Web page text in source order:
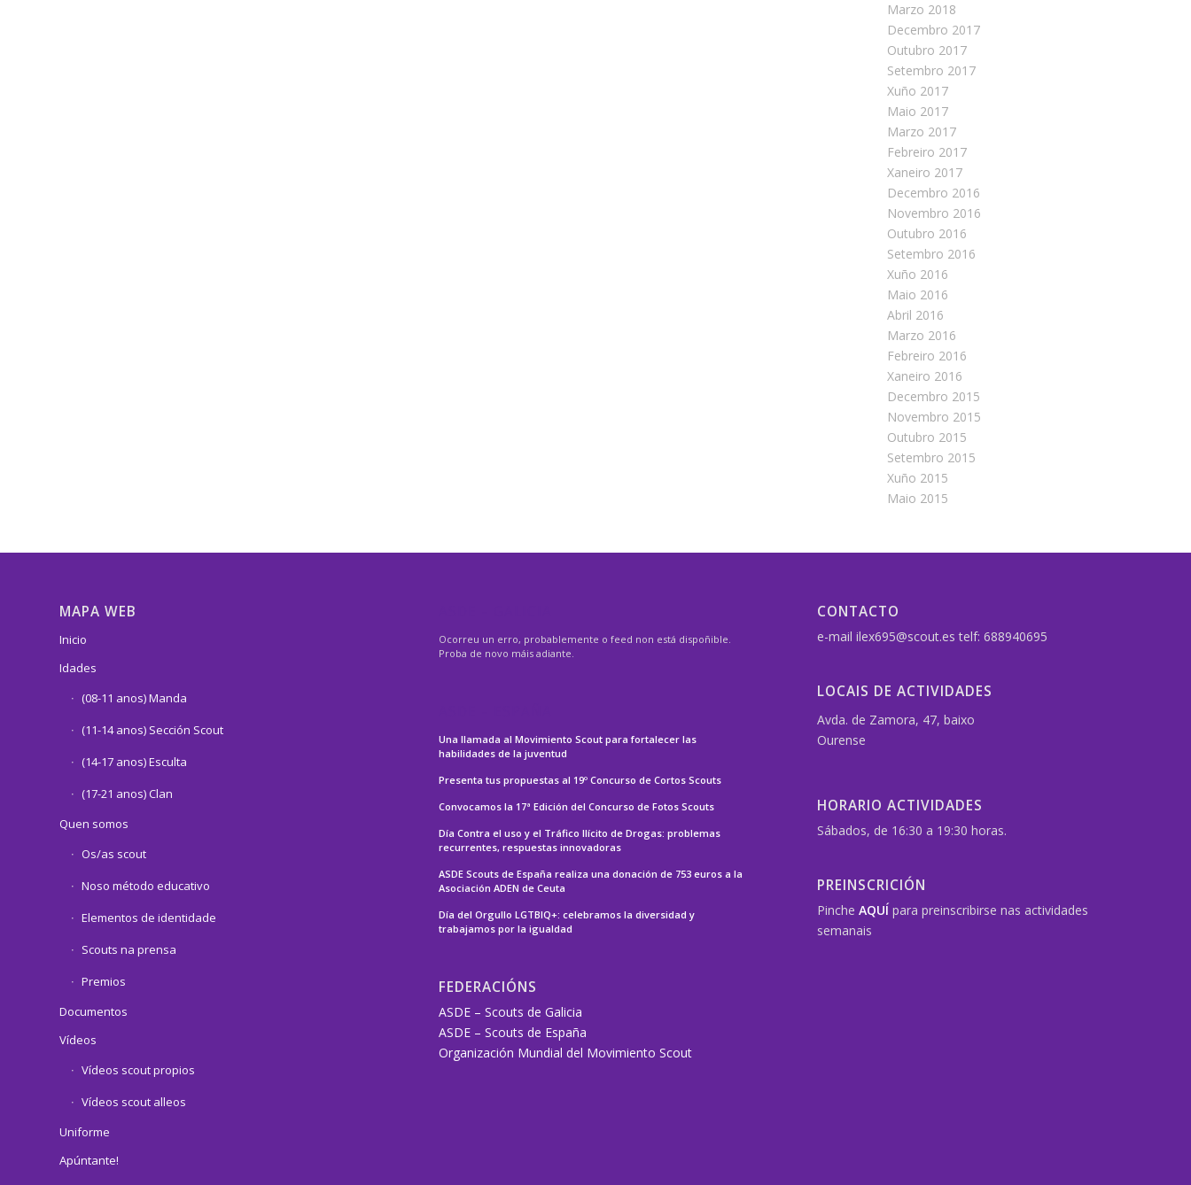
Marzo 2018
Decembro 2017
Outubro 2017
Setembro 2017
Xuño 2017
Maio 2017
Marzo 2017
Febreiro 2017
Xaneiro 2017
Decembro 2016
Novembro 2016
Outubro 2016
Setembro 2016
Xuño 2016
Maio 2016
Abril 2016
Marzo 2016
Febreiro 2016
Xaneiro 2016
Decembro 2015
Novembro 2015
Outubro 2015
Setembro 2015
Xuño 2015
Maio 2015
MAPA WEB
Inicio
Idades
(08-11 anos) Manda
(11-14 anos) Sección Scout
(14-17 anos) Esculta
(17-21 anos) Clan
Quen somos
Os/as scout
Noso método educativo
Elementos de identidade
Scouts na prensa
Premios
Documentos
Vídeos
Vídeos scout propios
Vídeos scout alleos
Uniforme
Apúntante!
Ocorreu un erro, probablemente o feed non está dispoñible.
Proba de novo máis adiante.
Una llamada al Movimiento Scout para fortalecer las
habilidades de la juventud
Presenta tus propuestas al 19º Concurso de Cortos Scouts
Convocamos la 17ª Edición del Concurso de Fotos Scouts
Día Contra el uso y el Tráfico Ilícito de Drogas: problemas
recurrentes, respuestas innovadoras
ASDE Scouts de España realiza una donación de 753 euros a la
Asociación ADEN de Ceuta
Día del Orgullo LGTBIQ+: celebramos la diversidad y
trabajamos por la igualdad
FEDERACIÓNS
ASDE – Scouts de Galicia
ASDE – Scouts de España
Organización Mundial del Movimiento Scout
CONTACTO
e-mail ilex695@scout.es telf: 688940695
LOCAIS DE ACTIVIDADES
Avda. de Zamora, 47, baixo
Ourense
HORARIO ACTIVIDADES
Sábados, de 16:30 a 19:30 horas.
PREINSCRICIÓN
PincheAQUÍ para preinscribirse nas actividades
semanais